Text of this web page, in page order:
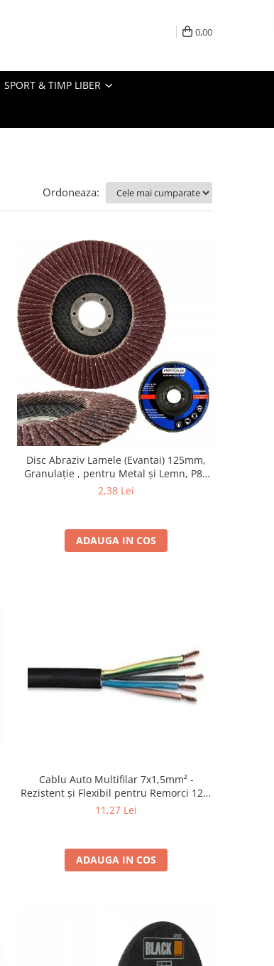
0,00
SPORT & TIMP LIBER
Ordoneaza:
Disc Abraziv Lamele (Evantai) 125mm,
Granulație , pentru Metal și Lemn, P80
125x22.2mm
2,38 Lei
ADAUGA IN COS
Cablu Auto Multifilar 7x1,5mm² -
Rezistent și Flexibil pentru Remorci 12V-
24V
11,27 Lei
ADAUGA IN COS